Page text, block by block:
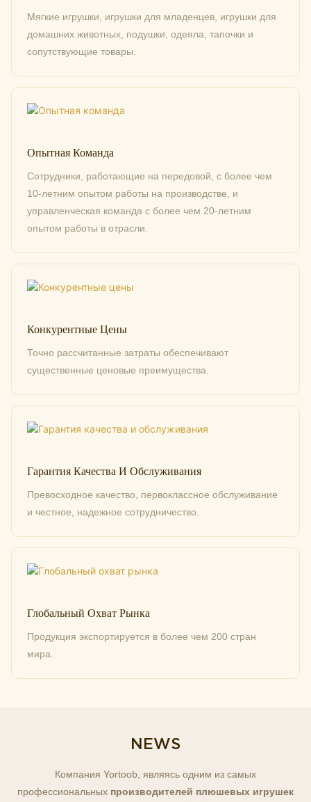
Мягкие игрушки, игрушки для младенцев, игрушки для
домашних животных, подушки, одеяла, тапочки и
сопутствующие товары.
Опытная Команда
Сотрудники, работающие на передовой, с более чем
10-летним опытом работы на производстве, и
управленческая команда с более чем 20-летним
опытом работы в отрасли.
Конкурентные Цены
Точно рассчитанные затраты обеспечивают
существенные ценовые преимущества.
Гарантия Качества И Обслуживания
Превосходное качество, первоклассное обслуживание
и честное, надежное сотрудничество.
Глобальный Охват Рынка
Продукция экспортируется в более чем 200 стран
мира.
NEWS
Компания Yortoob, являясь одним из самых
профессиональных производителей плюшевых игрушек